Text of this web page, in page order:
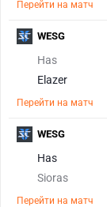
Перейти на матч
Has
Elazer
Перейти на матч
WESG
Has
Sioras
Перейти на матч
WESG